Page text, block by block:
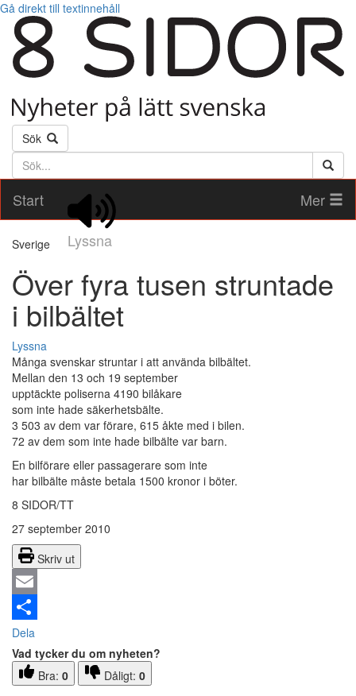
Gå direkt till textinnehåll
Sök
Söktext
Start
Lyssna
Mer
Sverige
Över fyra tusen struntade
i bilbältet
Lyssna
Många svenskar struntar i att använda bilbältet.
Mellan den 13 och 19 september
upptäckte poliserna 4190 bilåkare
som inte hade säkerhetsbälte.
3 503 av dem var förare, 615 åkte med i bilen.
72 av dem som inte hade bilbälte var barn.
En bilförare eller passagerare som inte
har bilbälte måste betala 1500 kronor i böter.
8 SIDOR/TT
27 september 2010
Skriv ut
Email
Dela
Vad tycker du om nyheten?
Bra: 0 Dåligt: 0